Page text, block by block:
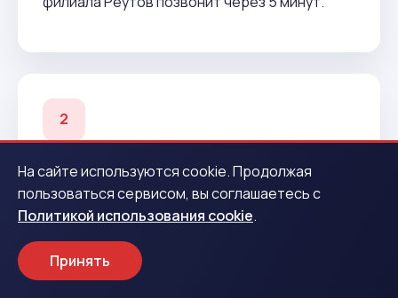
2
Подтверждение
Согласуем условия и подготовим договор до
вашего приезда.
На сайте используются cookie. Продолжая
пользоваться сервисом, вы соглашаетесь с
Политикой использования cookie.
Принять